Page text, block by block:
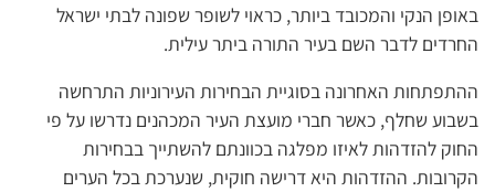
באופן הנקי והמכובד ביותר, כראוי לשופר שפונה לבתי ישראל
החרדים לדבר השם בעיר התורה ביתר עילית.
ההתפתחות האחרונה בסוגיית הבחירות העירוניות התרחשה
בשבוע שחלף, כאשר חברי מועצת העיר המכהנים נדרשו על פי
החוק להזדהות לאיזו מפלגה בכוונתם להשתייך בבחירות
הקרובות. ההזדהות היא דרישה חוקית, שנערכת בכל הערים